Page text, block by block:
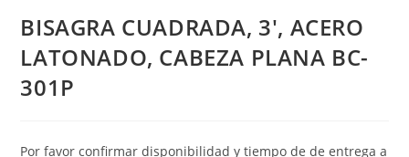
BISAGRA CUADRADA, 3′, ACERO
LATONADO, CABEZA PLANA BC-
301P
Por favor confirmar disponibilidad y tiempo de de entrega a